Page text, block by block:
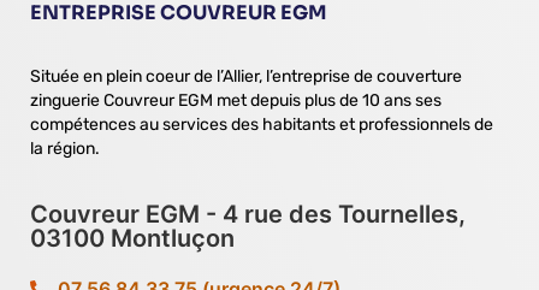
ENTREPRISE COUVREUR EGM
Située en plein coeur de l’Allier, l’entreprise de couverture
zinguerie Couvreur EGM met depuis plus de 10 ans ses
compétences au services des habitants et professionnels de
la région.
Couvreur EGM - 4 rue des Tournelles,
03100 Montluçon